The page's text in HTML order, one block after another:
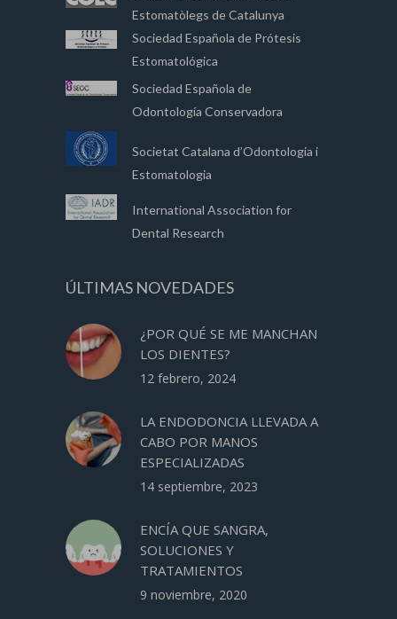
Estomatòlegs de Catalunya
Sociedad Española de Prótesis
Estomatológica
Sociedad Española de
Odontología Conservadora
Societat Catalana d’Odontologia i
Estomatologia
International Association for
Dental Research
ÚLTIMAS NOVEDADES
¿POR QUÉ SE ME MANCHAN
LOS DIENTES?
12 febrero, 2024
LA ENDODONCIA LLEVADA A
CABO POR MANOS
ESPECIALIZADAS
14 septiembre, 2023
ENCÍA QUE SANGRA,
SOLUCIONES Y
TRATAMIENTOS
9 noviembre, 2020